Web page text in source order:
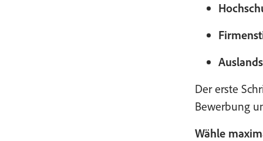
Der erste
Bewerbung
Wähle